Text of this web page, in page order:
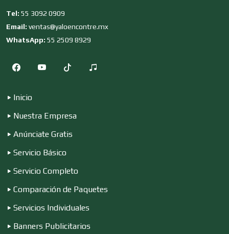
Desperdicios Industriales
Dulcerías
Tel: 55 3092 0909
Email: ventas@yaloencontre.mx
WhatsApp: 55 2509 8929
Inicio
Nuestra Empresa
Anúnciate Gratis
Servicio Básico
Servicio Completo
Comparación de Paquetes
Servicios Individuales
Banners Publicitarios